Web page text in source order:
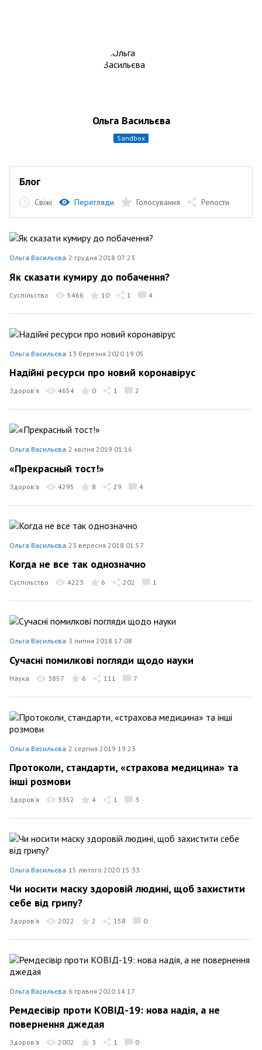
Ольга Васильєва
sandbox
Блог
Свіжі Перегляди Голосування Репости
Ольга Васильєва 2 грудня 2018 07:23
Як сказати кумиру до побачення?
Суспільство 5466 10 1 4
Ольга Васильєва 13 березня 2020 19:05
Надійні ресурси про новий коронавірус
Здоров’я 4654 0 1 2
Ольга Васильєва 2 квітня 2019 01:16
«Прекрасный тост!»
Здоров’я 4295 8 29 4
Ольга Васильєва 23 вересня 2018 01:57
Когда не все так однозначно
Суспільство 4223 6 202 1
Ольга Васильєва 3 липня 2018 17:08
Сучасні помилкові погляди щодо науки
Наука 3857 6 111 7
Ольга Васильєва 2 серпня 2019 19:23
Протоколи, стандарти, «страхова медицина» та
інші розмови
Здоров’я 3352 4 1 3
Ольга Васильєва 15 лютого 2020 15:33
Чи носити маску здоровій людині, щоб захистити
себе від грипу?
Здоров’я 2022 2 158 0
Ольга Васильєва 6 травня 2020 14:17
Ремдесівір проти КОВІД-19: нова надія, а не
повернення джедая
Здоров’я 2002 3 1 0